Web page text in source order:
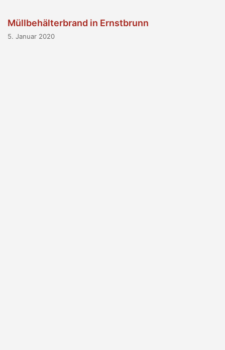
Müllbehälterbrand in Ernstbrunn
5. Januar 2020